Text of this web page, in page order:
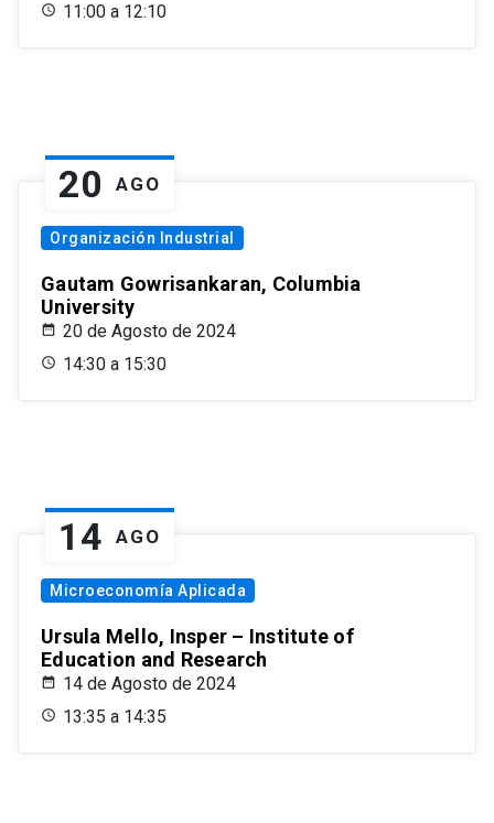
11:00 a 12:10
20 AGO
Organización Industrial
Gautam Gowrisankaran, Columbia
University
20 de Agosto de 2024
14:30 a 15:30
14 AGO
Microeconomía Aplicada
Ursula Mello, Insper – Institute of
Education and Research
14 de Agosto de 2024
13:35 a 14:35